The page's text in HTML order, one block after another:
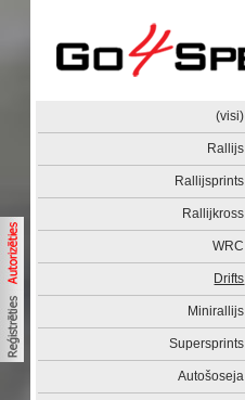
(visi)
Rallijs
Rallijsprints
Rallijkross
WRC
Drifts
Minirallijs
Supersprints
Autošoseja